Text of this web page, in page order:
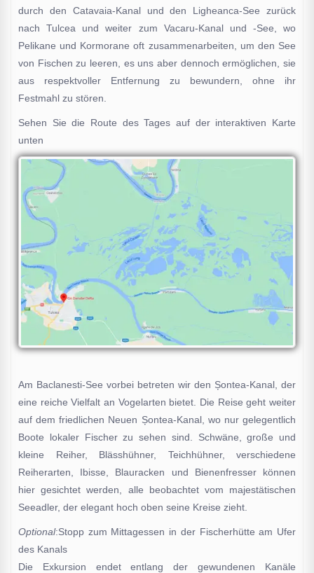
durch den Catavaia-Kanal und den Ligheanca-See zurück
nach Tulcea und weiter zum Vacaru-Kanal und -See, wo
Pelikane und Kormorane oft zusammenarbeiten, um den See
von Fischen zu leeren, es uns aber dennoch ermöglichen, sie
aus respektvoller Entfernung zu bewundern, ohne ihr
Festmahl zu stören.
Sehen Sie die Route des Tages auf der interaktiven Karte
unten
Am Baclanesti-See vorbei betreten wir den Șontea-Kanal, der
eine reiche Vielfalt an Vogelarten bietet. Die Reise geht weiter
auf dem friedlichen Neuen Șontea-Kanal, wo nur gelegentlich
Boote lokaler Fischer zu sehen sind. Schwäne, große und
kleine Reiher, Blässhühner, Teichhühner, verschiedene
Reiherarten, Ibisse, Blauracken und Bienenfresser können
hier gesichtet werden, alle beobachtet vom majestätischen
Seeadler, der elegant hoch oben seine Kreise zieht.
Optional:Stopp zum Mittagessen in der Fischerhütte am Ufer
des Kanals
Die Exkursion endet entlang der gewundenen Kanäle